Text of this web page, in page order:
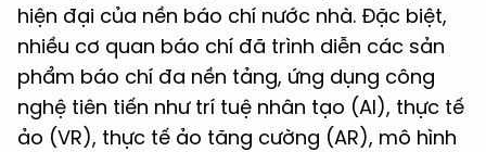
hiện đại của nền báo chí nước nhà. Đặc biệt,
nhiều cơ quan báo chí đã trình diễn các sản
phẩm báo chí đa nền tảng, ứng dụng công
nghệ tiên tiến như trí tuệ nhân tạo (AI), thực tế
ảo (VR), thực tế ảo tăng cường (AR), mô hình